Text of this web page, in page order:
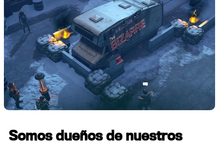
Somos dueños de nuestros